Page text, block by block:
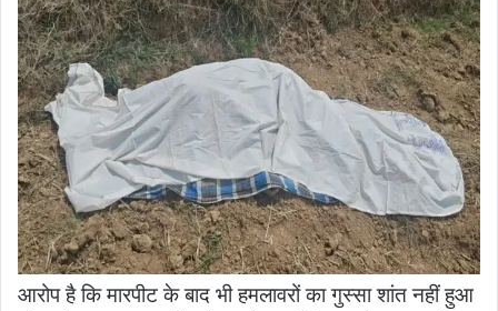
आरोप है कि मारपीट के बाद भी हमलावरों का गुस्सा शांत नहीं हुआ